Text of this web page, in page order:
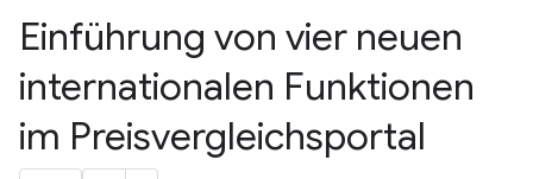
Einführung von vier neuen
internationalen Funktionen
im Preisvergleichsportal